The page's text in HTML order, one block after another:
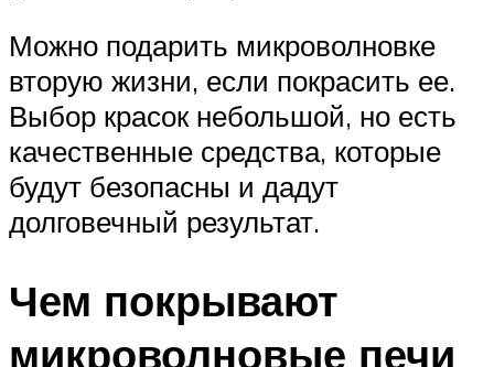
Можно подарить микроволновке
вторую жизни, если покрасить ее.
Выбор красок небольшой, но есть
качественные средства, которые
будут безопасны и дадут
долговечный результат.
Чем покрывают
микроволновые печи